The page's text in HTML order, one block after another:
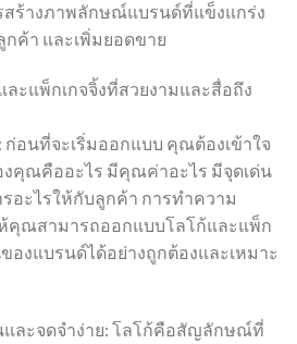
ร้างภาพลักษณ์แบรนด์ที่แข็งแกร่ง
กค้า และเพิ่มยอดขาย
ะแพ็กเกจจิ้งที่สวยงามและสื่อถึง
ก่อนที่จะเริ่มออกแบบ คุณต้องเข้าใจ
คุณคืออะไร มีคุณค่าอะไร มีจุดเด่น
อะไรให้กับลูกค้า การทำความ
คุณสามารถออกแบบโลโก้และแพ็ก
องแบรนด์ได้อย่างถูกต้องและเหมาะ
และจดจำง่าย: โลโก้คือสัญลักษณ์ที่